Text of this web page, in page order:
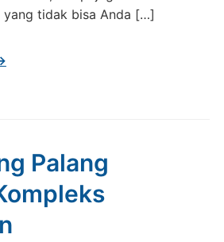
yang tidak bisa Anda […]
Palang